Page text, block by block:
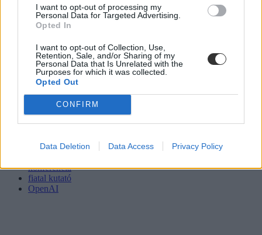
I want to opt-out of processing my
Personal Data for Targeted Advertising.
Opted In
I want to opt-out of Collection, Use,
Retention, Sale, and/or Sharing of my
Personal Data that Is Unrelated with the
Purposes for which it was collected.
Opted Out
CONFIRM
Data Deletion Data Access Privacy Policy
konferencia
fiatal kutató
OpenAI